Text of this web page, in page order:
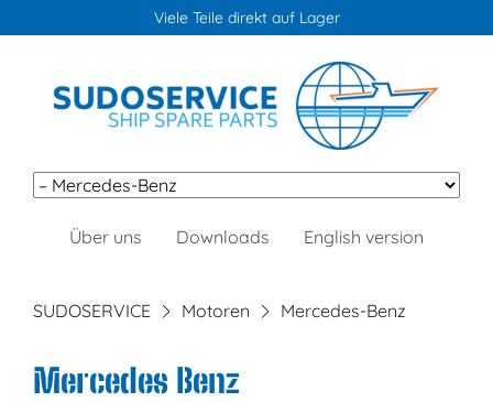
Viele Teile direkt auf Lager
Navigation
Über uns Downloads English version
SUDOSERVICE Motoren Mercedes-Benz
Mercedes Benz